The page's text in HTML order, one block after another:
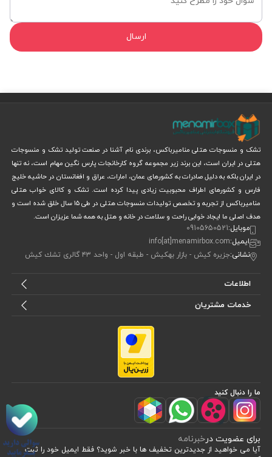
ارسال
تشک و منسوجات هتلی منامیرباکس، برندی نام آشنا در صنعت تولید تشک و منسوجات
هتلی در ایران است، این برند زیر مجموعه گروه کارخانجات پارس نگین مهام است، نه تنها
در ایران بلکه به دلیل صادرات به کشورهای عمان، امارات، عراق و افغانستان در حاشیه خلیج
فارس و‌ کشورهای اطراف محبوبیت زیادی پیدا کرده است. تشک و کالای خواب هتلی
منامیرباکس از تجربه و تخصص تولیدات منسوجات هتلی در طی ۱۵ سال خلق شده است و
هدف اصلی ما ایجاد خوابی راحت و سلامت در خانه و هتل به همه شما عزیزان است.
موبایل:09105650521
ایمیل:info[at]menamirbox.com
نشانی:جزيره كيش - بازار بهكيش - طبقه اول - واحد ٤٣ گالرى تشك كيش
اطلاعات
خدمات مشتریان
ما را دنبال کنید
برای عضویت درخبرنامه
آیا می خواهید از جدید‌ترین تخفیف‌ ها با‌ خبر شوید؟ فقط ایمیل خود را ثبت